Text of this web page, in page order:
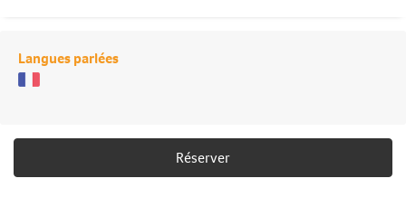
Langues parlées
Réserver